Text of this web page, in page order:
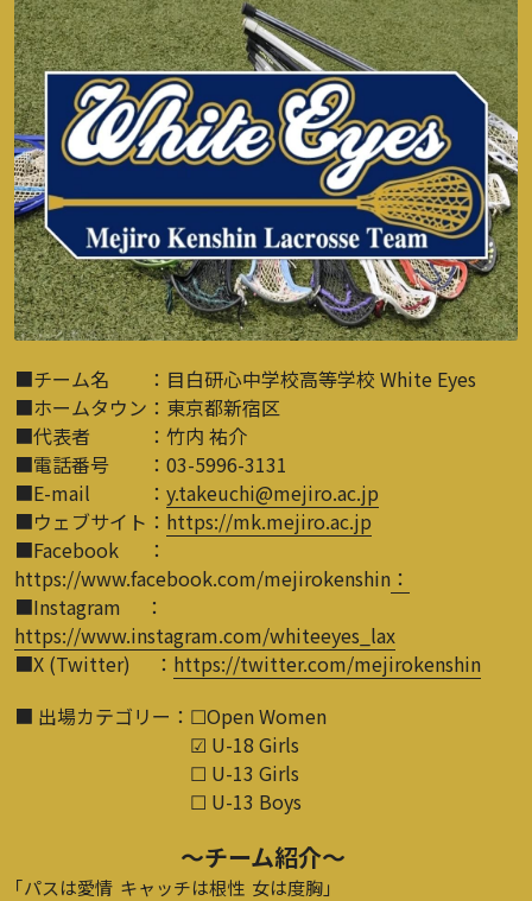
■チーム名　　：目白研心中学校高等学校 White Eyes
■ホームタウン：東京都新宿区
■代表者　　　：竹内 祐介
■電話番号　　：03-5996-3131
■E-mail　　　：y.takeuchi@mejiro.ac.jp
■ウェブサイト： https://mk.mejiro.ac.jp
■Facebook      ：
https://www.facebook.com/mejirokenshin ：
■Instagram     ：
https://www.instagram.com/whiteeyes_lax
■X (Twitter)     ： https://twitter.com/mejirokenshin
■ 出場カテゴリー：☐Open Women
☑ U-18 Girls
☐ U-13 Girls
☐ U-13 Boys
～チーム紹介～
｢パスは愛情  キャッチは根性  女は度胸｣